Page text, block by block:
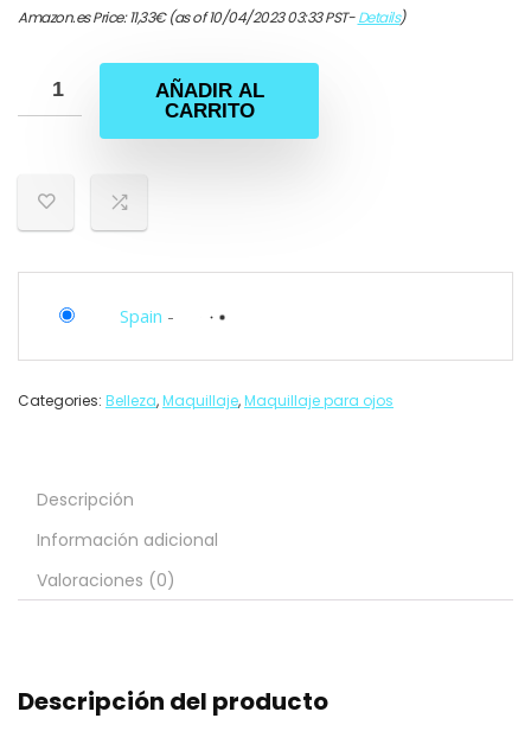
Amazon.es Price:11,33€(as of 10/04/2023 03:33 PST-Details)
AÑADIR AL
CARRITO
Spain -
Categories: Belleza,Maquillaje,Maquillaje para ojos
Descripción
Información adicional
Valoraciones (0)
Descripción del producto